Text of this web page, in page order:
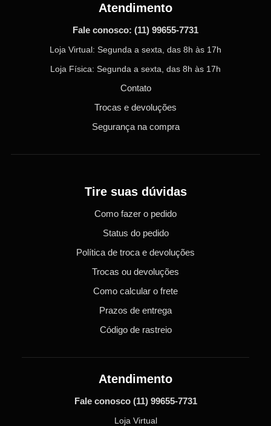
Atendimento
Fale conosco: (11) 99655-7731
Loja Virtual: Segunda a sexta, das 8h às 17h
Loja Física: Segunda a sexta, das 8h às 17h
Contato
Trocas e devoluções
Segurança na compra
Tire suas dúvidas
Como fazer o pedido
Status do pedido
Política de troca e devoluções
Trocas ou devoluções
Como calcular o frete
Prazos de entrega
Código de rastreio
Atendimento
Fale conosco (11) 99655-7731
Loja Virtual